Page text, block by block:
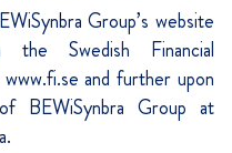
Group’s website
the Swedish Financial
and further upon
BEWiSynbra Group at